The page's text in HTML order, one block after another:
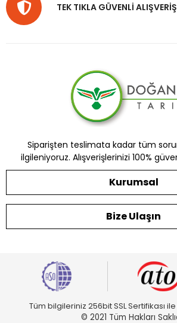
TEK TIKLA GÜVENLİ ALIŞVERİŞ
Siparişten teslimata kadar tüm
ilgileniyoruz. Alışverişlerinizi 100%
Kurumsal
Bize Ulaşın
Tüm bilgileriniz 256bit SSL Sertifikası
© 2021 Tüm Hakları